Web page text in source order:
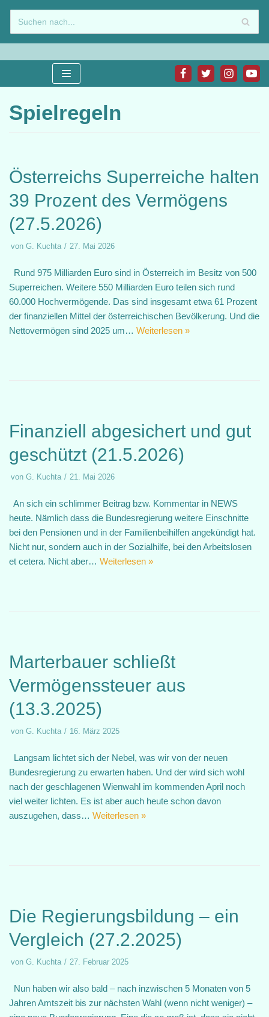
Zum
Inhalt
springen
Spielregeln
Österreichs Superreiche halten
39 Prozent des Vermögens
(27.5.2026)
von G. Kuchta 27. Mai 2026
Rund 975 Milliarden Euro sind in Österreich im Besitz von 500
Superreichen. Weitere 550 Milliarden Euro teilen sich rund
60.000 Hochvermögende. Das sind insgesamt etwa 61 Prozent
der finanziellen Mittel der österreichischen Bevölkerung. Und die
Nettovermögen sind 2025 um… Weiterlesen »
Finanziell abgesichert und gut
geschützt (21.5.2026)
von G. Kuchta 21. Mai 2026
An sich ein schlimmer Beitrag bzw. Kommentar in NEWS
heute. Nämlich dass die Bundesregierung weitere Einschnitte
bei den Pensionen und in der Familienbeihilfen angekündigt hat.
Nicht nur, sondern auch in der Sozialhilfe, bei den Arbeitslosen
et cetera. Nicht aber… Weiterlesen »
Marterbauer schließt
Vermögenssteuer aus
(13.3.2025)
von G. Kuchta 16. März 2025
Langsam lichtet sich der Nebel, was wir von der neuen
Bundesregierung zu erwarten haben. Und der wird sich wohl
nach der geschlagenen Wienwahl im kommenden April noch
viel weiter lichten. Es ist aber auch heute schon davon
auszugehen, dass… Weiterlesen »
Die Regierungsbildung – ein
Vergleich (27.2.2025)
von G. Kuchta 27. Februar 2025
Nun haben wir also bald – nach inzwischen 5 Monaten von 5
Jahren Amtszeit bis zur nächsten Wahl (wenn nicht weniger) –